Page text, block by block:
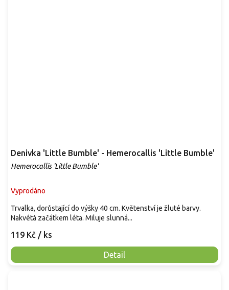
Denivka 'Little Bumble' - Hemerocallis 'Little Bumble'
Hemerocallis 'Little Bumble'
Vyprodáno
119 Kč / ks
Detail
Trvalka, dorůstající do výšky 40 cm. Květenství je žluté barvy.
Nakvétá začátkem léta. Miluje slunná...